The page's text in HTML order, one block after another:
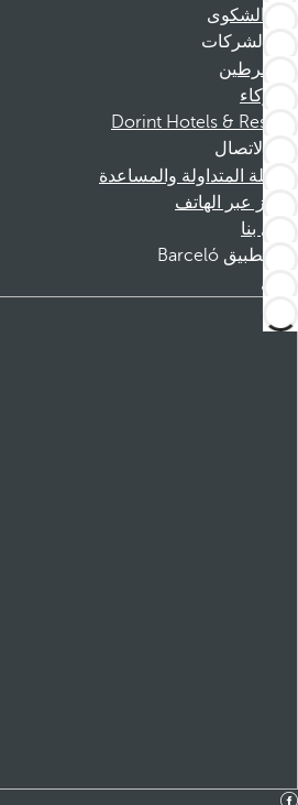
قناة الشكوى
الشركات
المنخرطين
الشركاء
Dorint Hotels & Resorts
الاتصال
الأسئلة المتداولة والمساعدة
الحجز عبر الهاتف
اتصل بنا
تطبيق Barceló
تنزيل